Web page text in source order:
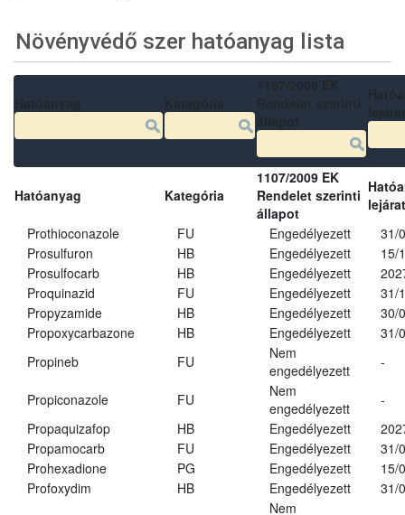
Növényvédő szer hatóanyag lista
Hatóanyag Kategória
1107/2009 EK
Rendelet szerinti
állapot
Prothioconazole
FU Engedélyezett
31/
Prosulfuron
HB Engedélyezett
15/
Prosulfocarb
HB Engedélyezett
Proquinazid
FU Engedélyezett
31/
Propyzamide
HB Engedélyezett
30/
Propoxycarbazone
HB Engedélyezett
31/
Propineb
FU
Nem
engedélyezett
-
Propiconazole FU
Nem
engedélyezett
-
Propaquizafop
HB Engedélyezett
Propamocarb
FU Engedélyezett
31/
Prohexadione
PG Engedélyezett
15/
Profoxydim
HB Engedélyezett 31/
Nem